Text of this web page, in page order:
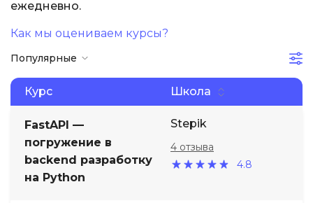
ежедневно.
Как мы оцениваем курсы?
Популярные
Курс Школа
FastAPI —
погружение в
backend разработку
на Python
Stepik
4.8
4 отзыва
Маркетинг
Дизайн
Аналитика
Менеджмент
Иностранные языки